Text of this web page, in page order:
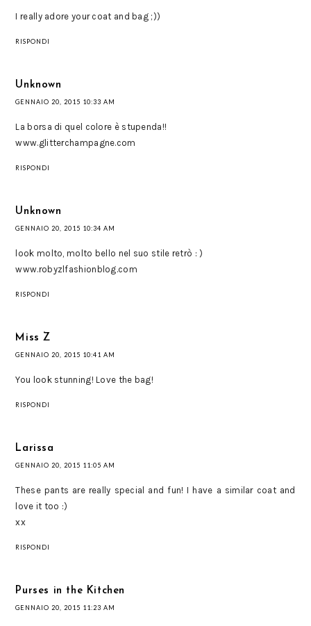
I really adore your coat and bag ;))
RISPONDI
Unknown
GENNAIO 20, 2015 10:33 AM
La borsa di quel colore è stupenda!!
www.glitterchampagne.com
RISPONDI
Unknown
GENNAIO 20, 2015 10:34 AM
look molto, molto bello nel suo stile retrò : )
www.robyzlfashionblog.com
RISPONDI
Miss Z
GENNAIO 20, 2015 10:41 AM
You look stunning! Love the bag!
RISPONDI
Larissa
GENNAIO 20, 2015 11:05 AM
These pants are really special and fun! I have a similar coat and
love it too :)
xx
RISPONDI
Purses in the Kitchen
GENNAIO 20, 2015 11:23 AM